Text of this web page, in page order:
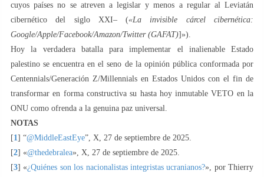
cuyos países no se atreven a legislar y menos a regular al Leviatán
cibernético del siglo XXI– («La invisible cárcel cibernética:
Google/Apple/Facebook/Amazon/Twitter (GAFAT)]»).
Hoy la verdadera batalla para implementar el inalienable Estado
palestino se encuentra en el seno de la opinión pública conformada por
Centennials/Generación Z/Millennials en Estados Unidos con el fin de
transformar en forma constructiva su hasta hoy inmutable VETO en la
ONU como ofrenda a la genuina paz universal.
NOTAS
[1] “@MiddleEastEye”, X, 27 de septiembre de 2025.
[2] «@thedebralea», X, 27 de septiembre de 2025.
[3] «‎¿Quiénes son los nacionalistas integristas ‎ucranianos?‎», por Thierry